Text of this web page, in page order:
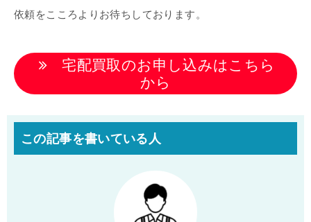
依頼をこころよりお待ちしております。
宅配買取のお申し込みはこちら
から
この記事を書いている人